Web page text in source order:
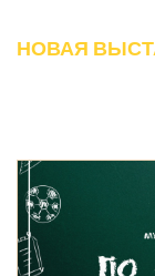
НОВАЯ